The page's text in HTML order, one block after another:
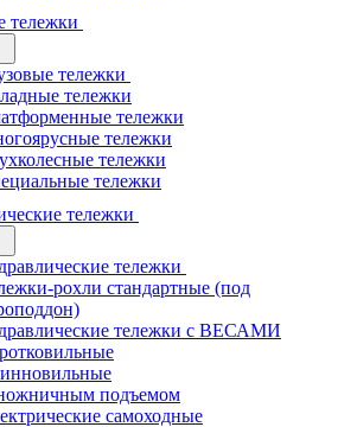
тележки
тележки
тележки
тележки
тележки
тележки
тележки
тележки
тележки
рохли стандартные (под
тележки с ВЕСАМИ
подъемом
самоходные